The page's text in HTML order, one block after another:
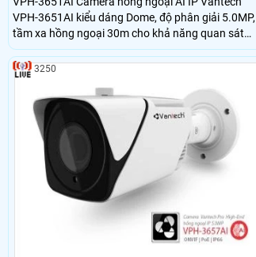
VPH-3651AI kiểu dáng Dome, độ phân giải 5.0MP,
tầm xa hồng ngoại 30m cho khả năng quan sát
bao quát, truyền tải dữ liệu với độ nét cao, chuẩn
nén hình ảnh H.265, tiêu chuẩn IP66 giúp camera
chống nước, nên lắp đặt được trong nhà và ngoài
3651AI
3250